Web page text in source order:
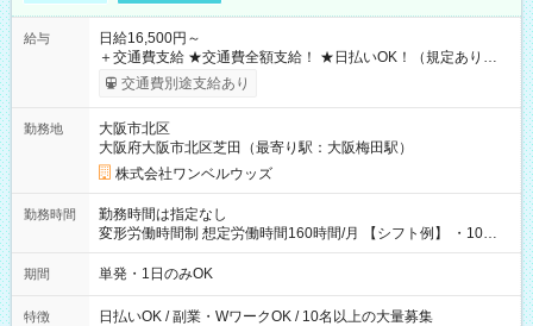
給与
日給16,500円～
＋交通費支給 ★交通費全額支給！ ★日払いOK！（規定あり） ┗
働いたその日に現金GET♪ お仕事後はコンビニATMから 日払
交通費別途支給あり
勤務地
大阪市北区
大阪府大阪市北区芝田（最寄り駅：大阪梅田駅）
株式会社ワンベルウッズ
勤務時間
勤務時間は指定なし
変形労働時間制 想定労働時間160時間/月 【シフト例】 ・10：
00～20：00
期間 単発・1日のみOK
特徴 日払いOK / 副業・WワークOK / 10名以上の大量募集